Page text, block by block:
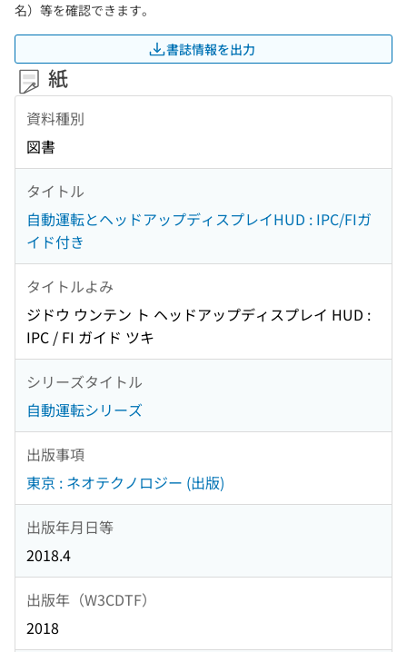
名）等を確認できます。
書誌情報を出力
紙
資料種別
図書
タイトル
自動運転とヘッドアップディスプレイHUD : IPC/FIガ
イド付き
タイトルよみ
ジドウ ウンテン ト ヘッドアップディスプレイ HUD :
IPC / FI ガイド ツキ
シリーズタイトル
自動運転シリーズ
出版事項
東京 : ネオテクノロジー (出版)
出版年月日等
2018.4
出版年（W3CDTF）
2018